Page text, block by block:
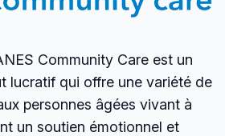
Community Care est un
lucratif qui offre une variété de
personnes âgées vivant à
un soutien émotionnel et